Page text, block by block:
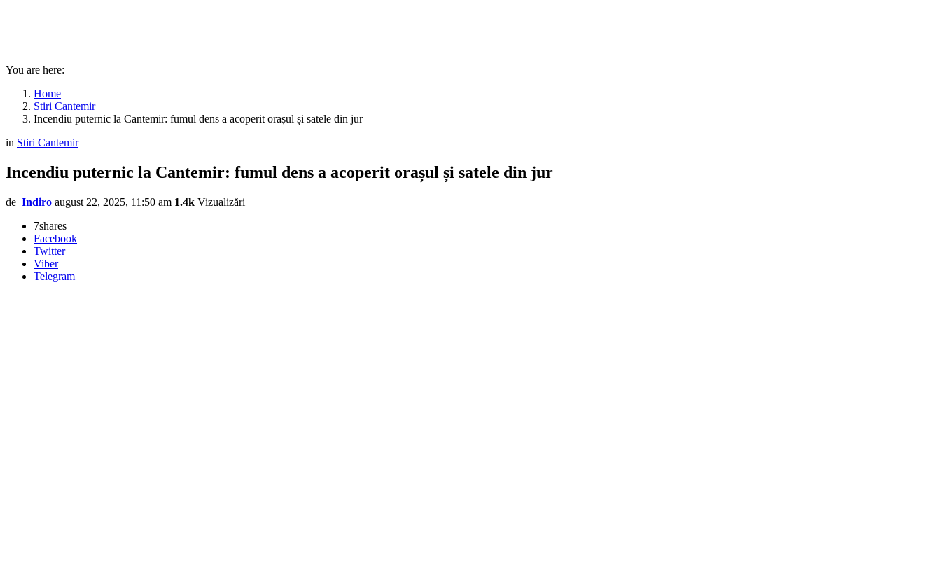
You are here:
Home
Stiri Cantemir
Incendiu puternic la Cantemir: fumul dens a acoperit orașul și satele din jur
in Stiri Cantemir
Incendiu puternic la Cantemir: fumul dens a acoperit orașul și satele din jur
de Indiro august 22, 2025, 11:50 am 1.4k Vizualizări
7shares
Facebook
Twitter
Viber
Telegram